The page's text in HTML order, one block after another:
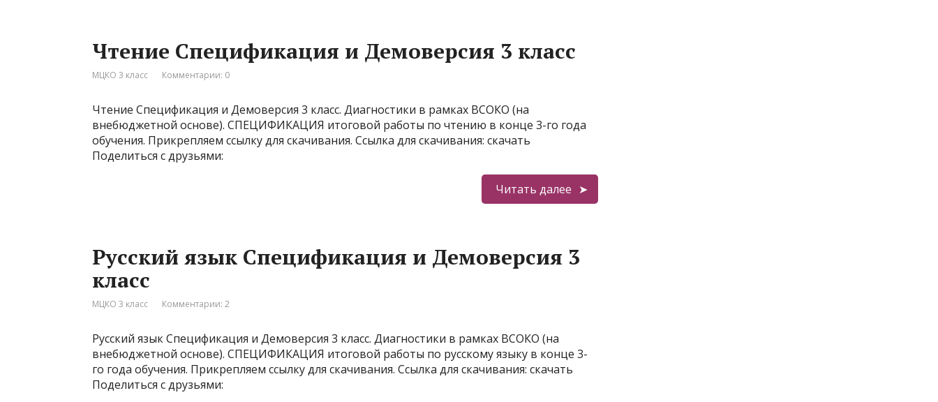
Чтение Спецификация и Демоверсия 3 класс
МЦКО 3 класс Комментарии: 0
Чтение Спецификация и Демоверсия 3 класс. Диагностики в рамках ВСОКО (на
внебюджетной основе). СПЕЦИФИКАЦИЯ итоговой работы по чтению в конце 3-го года
обучения. Прикрепляем ссылку для скачивания. Ссылка для скачивания: скачать
Поделиться с друзьями:
Читать далее
Русский язык Спецификация и Демоверсия 3
класс
МЦКО 3 класс Комментарии: 2
Русский язык Спецификация и Демоверсия 3 класс. Диагностики в рамках ВСОКО (на
внебюджетной основе). СПЕЦИФИКАЦИЯ итоговой работы по русскому языку в конце 3-
го года обучения. Прикрепляем ссылку для скачивания. Ссылка для скачивания: скачать
Поделиться с друзьями: